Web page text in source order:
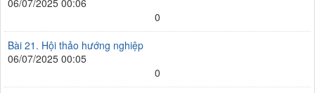
06/07/2025 00:06
0
Bài 21. Hội thảo hướng nghiệp
06/07/2025 00:05
0